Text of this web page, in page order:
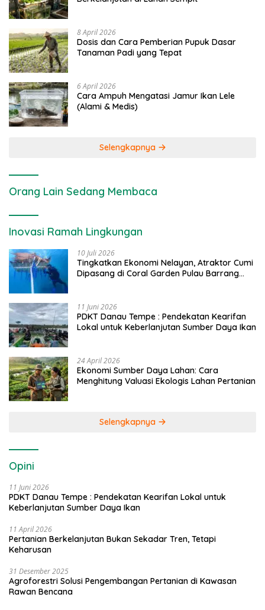
8 April 2026
Dosis dan Cara Pemberian Pupuk Dasar
Tanaman Padi yang Tepat
6 April 2026
Cara Ampuh Mengatasi Jamur Ikan Lele
(Alami & Medis)
Selengkapnya
Orang Lain Sedang Membaca
Inovasi Ramah Lingkungan
10 Juli 2026
Tingkatkan Ekonomi Nelayan, Atraktor Cumi
Dipasang di Coral Garden Pulau Barrang
11 Juni 2026
PDKT Danau Tempe : Pendekatan Kearifan
Lokal untuk Keberlanjutan Sumber Daya Ikan
24 April 2026
Ekonomi Sumber Daya Lahan: Cara
Menghitung Valuasi Ekologis Lahan Pertanian
Selengkapnya
Opini
11 Juni 2026
PDKT Danau Tempe : Pendekatan Kearifan Lokal untuk
Keberlanjutan Sumber Daya Ikan
11 April 2026
Pertanian Berkelanjutan Bukan Sekadar Tren, Tetapi
Keharusan
31 Desember 2025
Agroforestri Solusi Pengembangan Pertanian di Kawasan
Rawan Bencana